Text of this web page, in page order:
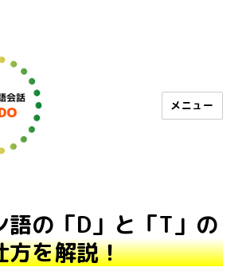
メニュー
語の「D」と「T」の
方を解説！